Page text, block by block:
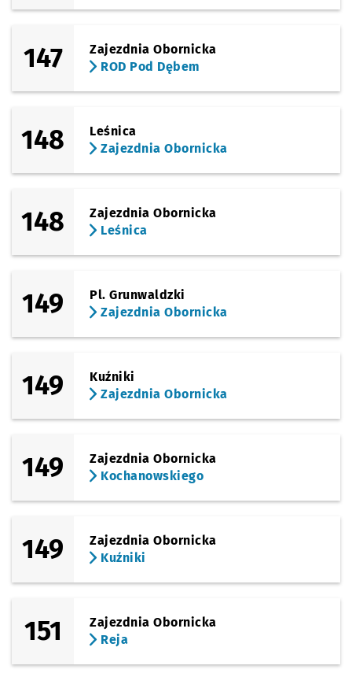
147
Zajezdnia Obornicka
ROD Pod Dębem
148
Leśnica
Zajezdnia Obornicka
148
Zajezdnia Obornicka
Leśnica
149
Pl. Grunwaldzki
Zajezdnia Obornicka
149
Kuźniki
Zajezdnia Obornicka
149
Zajezdnia Obornicka
Kochanowskiego
149
Zajezdnia Obornicka
Kuźniki
151
Zajezdnia Obornicka
Reja